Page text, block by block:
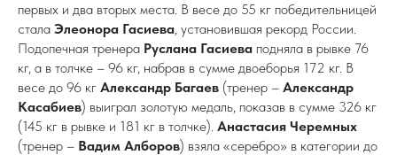
первых и два вторых места. В весе до 55 кг победительницей
стала Элеонора Гасиева, установившая рекорд России.
Подопечная тренера Руслана Гасиева подняла в рывке 76
кг, а в толчке – 96 кг, набрав в сумме двоеборья 172 кг. В
весе до 96 кг Александр Багаев (тренер – Александр
Касабиев) выиграл золотую медаль, показав в сумме 326 кг
(145 кг в рывке и 181 кг в толчке). Анастасия Черемных
(тренер – Вадим Алборов) взяла «серебро» в категории до